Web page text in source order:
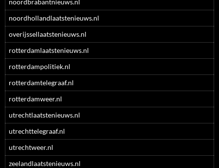
noordbrabantnieuws.nl
noordhollandlaatstenieuws.nl
overijssellaatstenieuws.nl
rotterdamlaatstenieuws.nl
rotterdampolitiek.nl
rotterdamtelegraaf.nl
rotterdamweer.nl
utrechtlaatstenieuws.nl
utrechttelegraaf.nl
utrechtweer.nl
zeelandlaatstenieuws.nl